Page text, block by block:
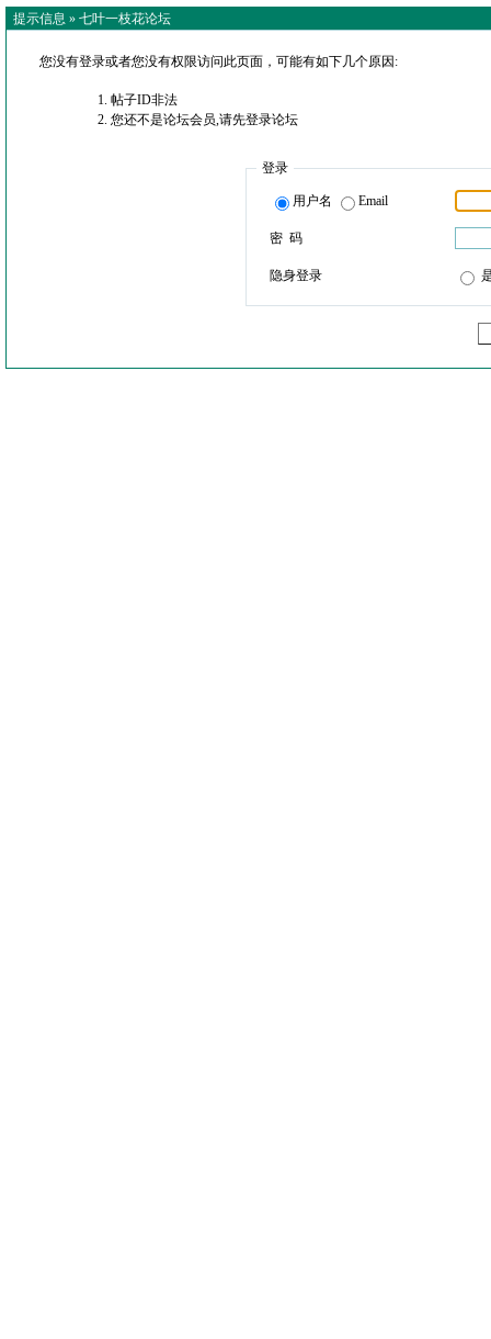
提示信息 » 七叶一枝花论坛
您没有登录或者您没有权限访问此页面，可能有如下几个原因:
帖子ID非法
您还不是论坛会员,请先登录论坛
登录
用户名 Email
密 码
隐身登录